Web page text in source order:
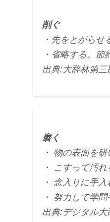
削ぐ
・先をとがらせ
・省略する。節
出典:大辞林第三
磨く
・ 物の表面を
・ こすって汚
・ 念入りに手
・ 努力して学
出典:デジタル大